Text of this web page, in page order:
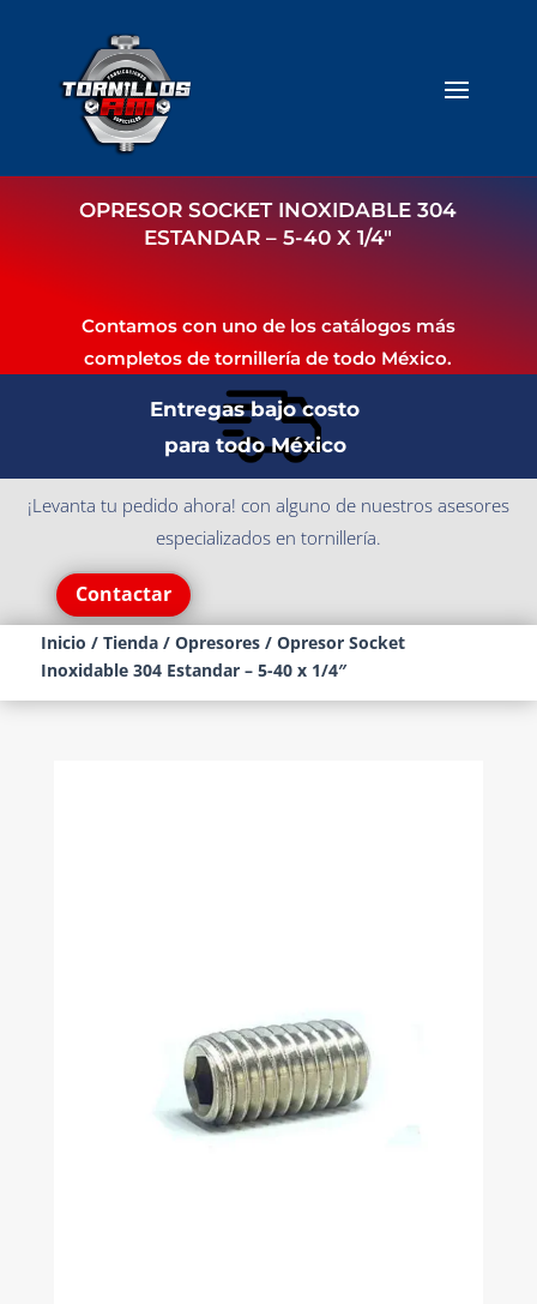
OPRESOR SOCKET INOXIDABLE 304
ESTANDAR – 5-40 X 1/4″
Contamos con uno de los catálogos más
completos de tornillería de todo México.
Entregas bajo costo
para todo México
¡Levanta tu pedido ahora! con alguno de nuestros asesores
especializados en tornillería.
Contactar
Inicio / Tienda/ Opresores/ Opresor Socket
Inoxidable 304 Estandar – 5-40 x 1/4″